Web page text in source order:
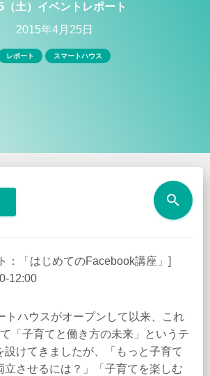
（土）イベントレポート
2015年4月25日
レポート スマートハウス
search
：「はじめてのFacebook講座」]
12:00
トハウスがオープンして以来、これ
「子育てと働き方の未来」というテ
設けてきましたが、「もっと子育て
立させるには？」「子育てを楽しむ